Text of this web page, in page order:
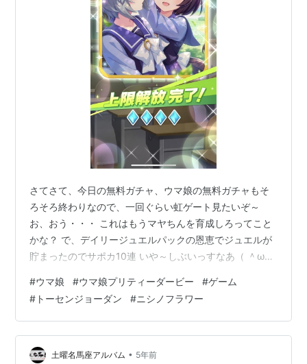
さてさて、今日の無料ガチャ、ウマ娘の無料ガチャもそ
ろそろ終わりなので、一回ぐらい虹ゲート見たいぞ～
お、おう・・・ これはもうマヤちんを育成しろってこと
かな？ で、デイリージュエルパックの恩恵でジュエルが
貯まったのでサポカ10連 いや～しぶいっすなあ（ ＾ω
ョーダンも引けました。 今週からサポカの無料ガチャが
来るのでそこで出てくれたらいいなあ。 そして 金ニシノ
フラワーが完凸。 この娘はSSRでもSRでも愛嬌〇がある
のね、良い娘や。 レースボーナスが大きいので積極的に
起用したいんだけど、SSRの方も普段かなり使ってるの
#ウマ娘 #ウマ娘プリティーダービー #ゲーム
# トーセンジョーダン #ニシノフラワー
土曜名馬座アルバム • 5年前